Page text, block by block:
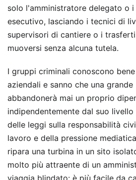
solo l'amministratore delegato o
esecutivo, lasciando i tecnici di
supervisori di cantiere o i
muoversi senza alcuna tutela.
I gruppi criminali conoscono
aziendali e sanno che una grande
abbandonerà mai un proprio
indipendentemente dal suo
delle leggi sulla responsabilità
lavoro e della pressione
ripara una turbina in un sito
molto più attraente di un
viaggia blindato: è più facile da